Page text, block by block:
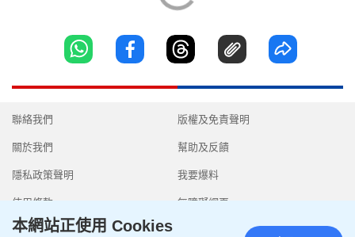
聯絡我們
關於我們
隱私政策聲明
使用條款
版權及免責聲明
幫助及反饋
我要爆料
無障礙網頁
本網站正使用 Cookies